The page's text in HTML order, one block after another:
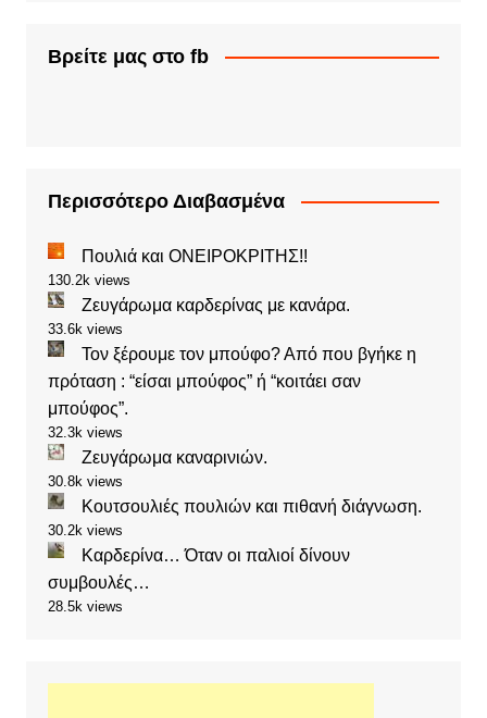
Βρείτε μας στο fb
Περισσότερο Διαβασμένα
Πουλιά και ΟΝΕΙΡΟΚΡΙΤΗΣ!!
130.2k views
Ζευγάρωμα καρδερίνας με κανάρα.
33.6k views
Τον ξέρουμε τον μπούφο? Από που βγήκε η
πρόταση : “είσαι μπούφος” ή “κοιτάει σαν
μπούφος”.
32.3k views
Ζευγάρωμα καναρινιών.
30.8k views
Κουτσουλιές πουλιών και πιθανή διάγνωση.
30.2k views
Καρδερίνα… Όταν οι παλιοί δίνουν
συμβουλές…
28.5k views